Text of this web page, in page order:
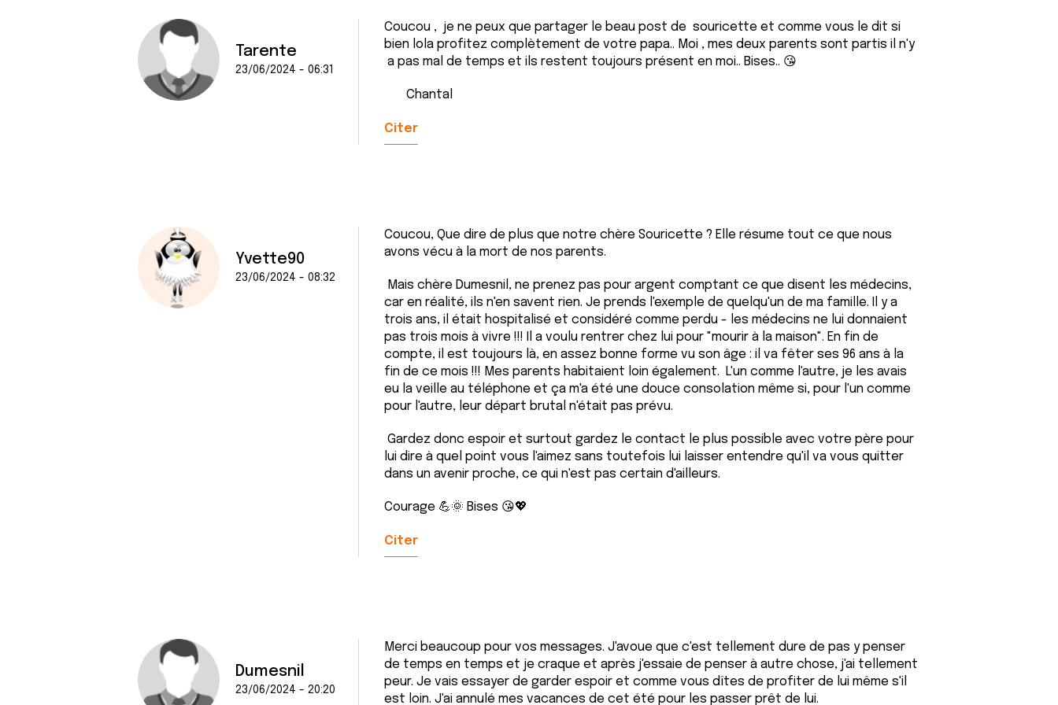
n
t
m
e
Tarente
23/06/2024 - 06:31
Coucou , je ne peux que partager le beau post de souricette et comme vous le dit si
bien lola profitez complètement de votre papa.. Moi , mes deux parents sont partis il n'y
a pas mal de temps et ils restent toujours présent en moi.. Bises.. 😘
Chantal
Citer
Yvette90
23/06/2024 - 08:32
Coucou, Que dire de plus que notre chère Souricette ? Elle résume tout ce que nous
avons vécu à la mort de nos parents.
Mais chère Dumesnil, ne prenez pas pour argent comptant ce que disent les médecins,
car en réalité, ils n'en savent rien. Je prends l'exemple de quelqu'un de ma famille. Il y a
trois ans, il était hospitalisé et considéré comme perdu - les médecins ne lui donnaient
pas trois mois à vivre !!! Il a voulu rentrer chez lui pour "mourir à la maison". En fin de
compte, il est toujours là, en assez bonne forme vu son âge : il va fêter ses 96 ans à la
fin de ce mois !!! Mes parents habitaient loin également. L'un comme l'autre, je les avais
eu la veille au téléphone et ça m'a été une douce consolation même si, pour l'un comme
pour l'autre, leur départ brutal n'était pas prévu.
Gardez donc espoir et surtout gardez le contact le plus possible avec votre père pour
lui dire à quel point vous l'aimez sans toutefois lui laisser entendre qu'il va vous quitter
dans un avenir proche, ce qui n'est pas certain d'ailleurs.
Courage 💪🌞 Bises 😘💖
Citer
Dumesnil
23/06/2024 - 20:20
Merci beaucoup pour vos messages. J'avoue que c'est tellement dure de pas y penser
de temps en temps et je craque et après j'essaie de penser à autre chose, j'ai tellement
peur. Je vais essayer de garder espoir et comme vous dîtes de profiter de lui même s'il
est loin. J'ai annulé mes vacances de cet été pour les passer prêt de lui.